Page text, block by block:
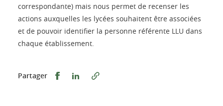
correspondante) mais nous permet de recenser les
actions auxquelles les lycées souhaitent être associées
et de pouvoir identifier la personne référente LLU dans
chaque établissement.
Partager Partager sur Facebook
Partager sur LinkedIn